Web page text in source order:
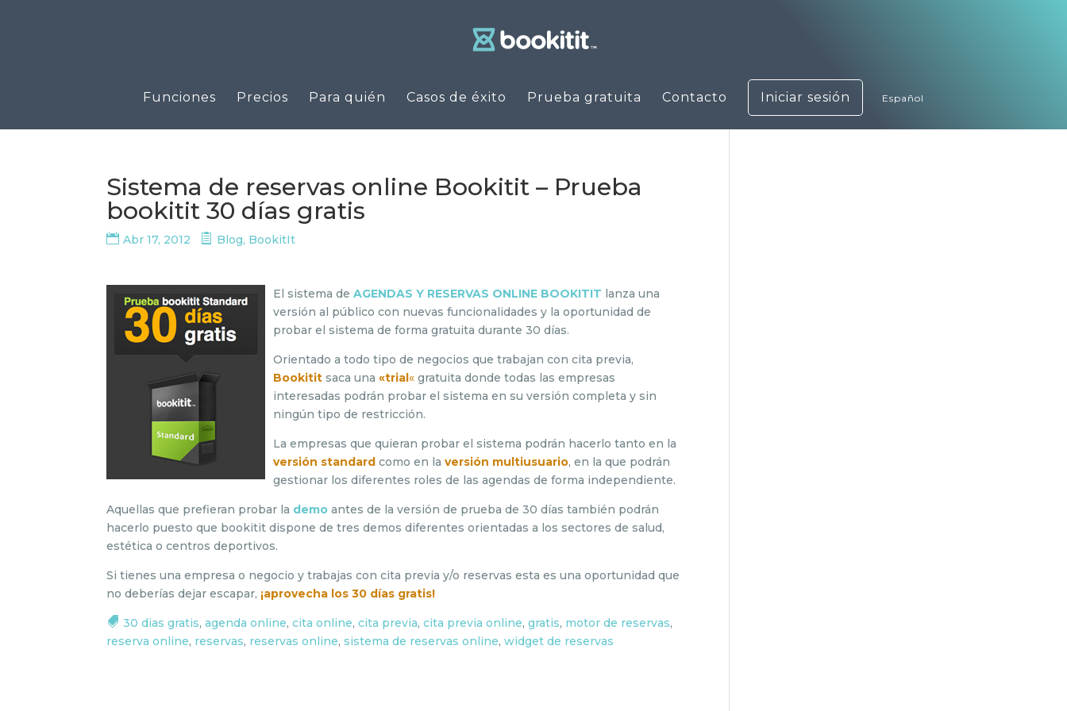
Funciones Precios Para quién Casos de éxito Prueba gratuita Contacto Iniciar sesión Español
Sistema de reservas online Bookitit – Prueba
bookitit 30 días gratis
Abr 17, 2012 Blog, BookitIt
El sistema deAGENDAS Y RESERVAS ONLINE BOOKITIT lanza una
versión al público con nuevas funcionalidades y la oportunidad de
probar el sistema de forma gratuita durante 30 días.
Orientado a todo tipo de negocios que trabajan con cita previa,
Bookitit saca una«trial« gratuita donde todas las empresas
interesadas podrán probar el sistema en su versión completa y sin
ningún tipo de restricción.
La empresas que quieran probar el sistema podrán hacerlo tanto en la
versión standard como en laversión multiusuario, en la que podrán
gestionar los diferentes roles de las agendas de forma independiente.
Aquellas que prefieran probar la demo antes de la versión de prueba de 30 días también podrán
hacerlo puesto que bookitit dispone de tres demos diferentes orientadas a los sectores de salud,
estética o centros deportivos.
Si tienes una empresa o negocio y trabajas con cita previa y/o reservas esta es una oportunidad que
no deberías dejar escapar, ¡aprovecha los 30 días gratis!
30 dias gratis,agenda online,cita online,cita previa,cita previa online,gratis, motor de reservas,
reserva online, reservas, reservas online,sistema de reservas online,widget de reservas